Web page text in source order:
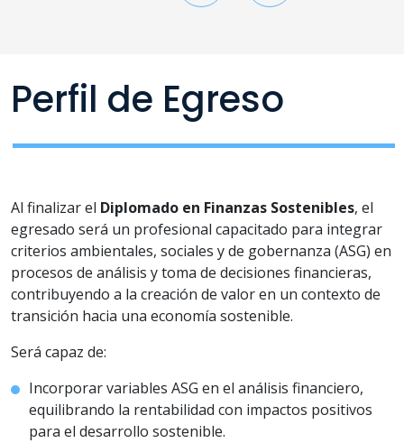
Al finalizar el Diplomado en Finanzas Sostenibles, el
egresado será un profesional capacitado para integrar
criterios ambientales, sociales y de gobernanza (ASG) en
procesos de análisis y toma de decisiones financieras,
contribuyendo a la creación de valor en un contexto de
transición hacia una economía sostenible.
Será capaz de:
Incorporar variables ASG en el análisis financiero,
equilibrando la rentabilidad con impactos positivos
para el desarrollo sostenible.
Perfil de Egreso